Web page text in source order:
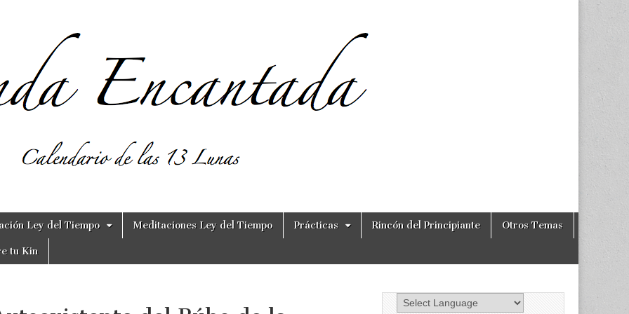
Ley del Tiempo Meditaciones Ley del Tiempo Prácticas Rincón del Principiante Otros Temas
tu Kin